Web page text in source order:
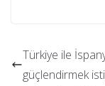
Türkiye ile
güçlendirmek